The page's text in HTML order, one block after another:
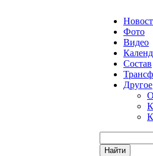
Фото
Видео
Состав
Другое
Найти